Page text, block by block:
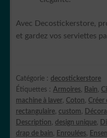
Avec Decostickerstore,
et gardez vos serviettes
Catégorie : decostickerstore
Étiquettes : Armoires, Bain,
machine à laver, Coton, Créer
rectangulaire, custom,
Description, design unique,
drap de bain, Enroulées,